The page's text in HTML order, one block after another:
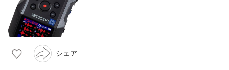
シェア